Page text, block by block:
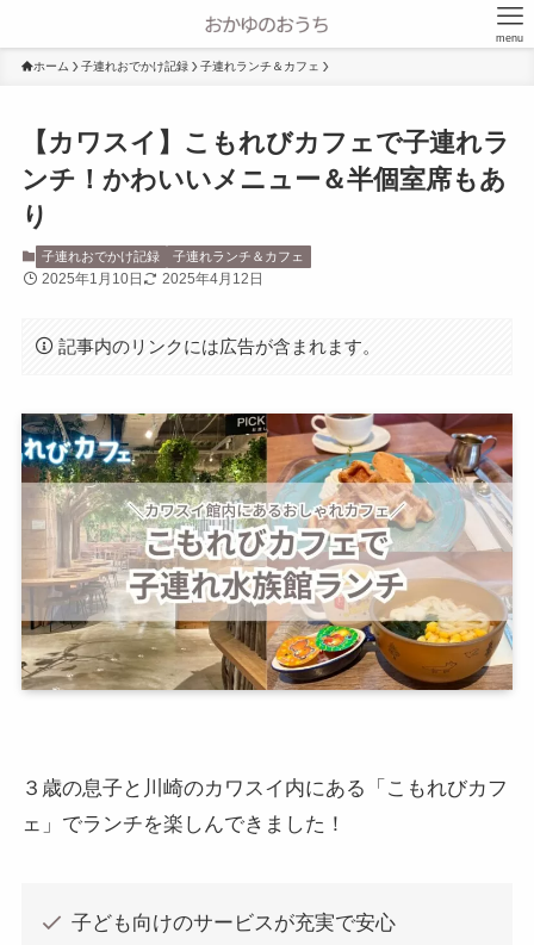
menu
ホーム 子連れおでかけ記録 子連れランチ＆カフェ
【カワスイ】こもれびカフェで子連れラ
ンチ！かわいいメニュー＆半個室席もあ
り
子連れおでかけ記録 子連れランチ＆カフェ
2025年1月10日 2025年4月12日
記事内のリンクには広告が含まれます。
３歳の息子と川崎のカワスイ内にある「こもれびカフ
ェ」でランチを楽しんできました！
子ども向けのサービスが充実で安心